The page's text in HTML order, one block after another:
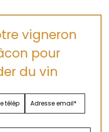
vigneron
pour
du vin